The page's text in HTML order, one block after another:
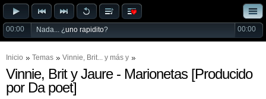
00:00 Nada... ¿uno rapidito? 00:00
Inicio Temas Vinnie, Brit... y más y
Vinnie, Brit y Jaure - Marionetas [Producido
por Da poet]